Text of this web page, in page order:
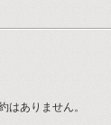
ありません。